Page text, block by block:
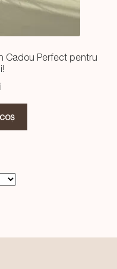
Cadou Perfect pentru